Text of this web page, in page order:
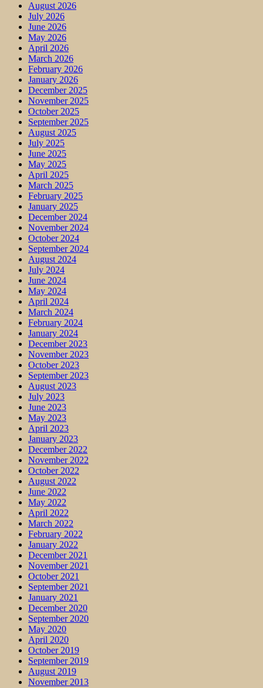
August 2026
July 2026
June 2026
May 2026
April 2026
March 2026
February 2026
January 2026
December 2025
November 2025
October 2025
September 2025
August 2025
July 2025
June 2025
May 2025
April 2025
March 2025
February 2025
January 2025
December 2024
November 2024
October 2024
September 2024
August 2024
July 2024
June 2024
May 2024
April 2024
March 2024
February 2024
January 2024
December 2023
November 2023
October 2023
September 2023
August 2023
July 2023
June 2023
May 2023
April 2023
January 2023
December 2022
November 2022
October 2022
August 2022
June 2022
May 2022
April 2022
March 2022
February 2022
January 2022
December 2021
November 2021
October 2021
September 2021
January 2021
December 2020
September 2020
May 2020
April 2020
October 2019
September 2019
August 2019
November 2013